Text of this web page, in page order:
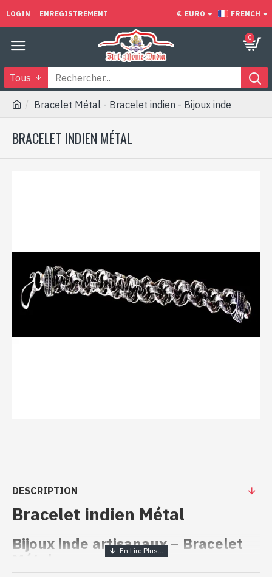
LOGIN ENREGISTREMENT € EURO FRENCH
0
Tous
Bracelet Métal - Bracelet indien - Bijoux inde
BRACELET INDIEN MÉTAL
DESCRIPTION
Bracelet indien Métal
Bijoux inde artisanaux – Bracelet
Métal